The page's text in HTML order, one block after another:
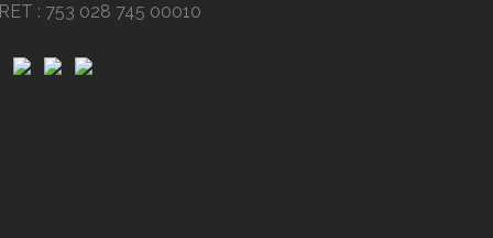
: 753 028 745 00010